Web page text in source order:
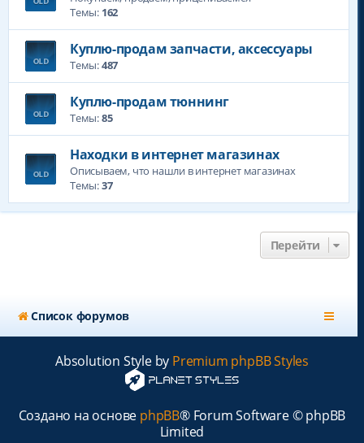
Темы: 162
Куплю-продам запчасти, аксессуары
Темы:487
Куплю-продам тюннинг
Темы:85
Находки в интернет магазинах
Описываем, что нашли в интернет магазинах
Темы:37
Перейти
Список форумов
Absolution Style by Premium phpBB Styles
Создано на основе phpBB® Forum Software © phpBB
Limited